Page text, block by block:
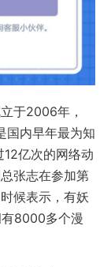
于2006年，
国内早年最为知
亿次的网络动
张志在参加第
候表示，有妖
8000多个漫